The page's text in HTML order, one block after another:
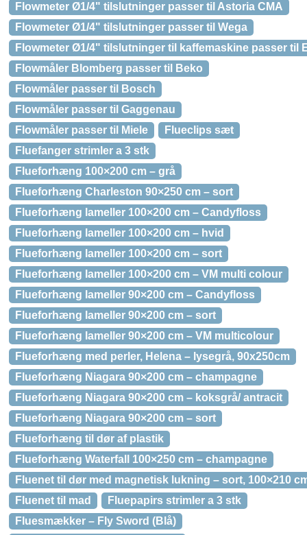
Flowmeter Ø1/4" tilslutninger passer til Astoria CMA
Flowmeter Ø1/4" tilslutninger passer til Wega
Flowmeter Ø1/4" tilslutninger til kaffemaskine passer til
Flowmåler Blomberg passer til Beko
Flowmåler passer til Bosch
Flowmåler passer til Gaggenau
Flowmåler passer til Miele
Flueclips sæt
Fluefanger strimler a 3 stk
Flueforhæng 100×200 cm – grå
Flueforhæng Charleston 90×250 cm – sort
Flueforhæng lameller 100×200 cm – Candyfloss
Flueforhæng lameller 100×200 cm – hvid
Flueforhæng lameller 100×200 cm – sort
Flueforhæng lameller 100×200 cm – VM multi colour
Flueforhæng lameller 90×200 cm – Candyfloss
Flueforhæng lameller 90×200 cm – sort
Flueforhæng lameller 90×200 cm – VM multicolour
Flueforhæng med perler, Helena – lysegrå, 90x250cm
Flueforhæng Niagara 90×200 cm – champagne
Flueforhæng Niagara 90×200 cm – koksgrå/ antracit
Flueforhæng Niagara 90×200 cm – sort
Flueforhæng til dør af plastik
Flueforhæng Waterfall 100×250 cm – champagne
Fluenet til dør med magnetisk lukning – sort, 100×210
Fluenet til mad
Fluepapirs strimler a 3 stk
Fluesmækker – Fly Sword (Blå)